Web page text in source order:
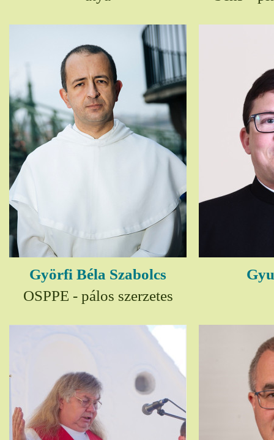
Györfi Béla Szabolcs
OSPPE - pálos szerzetes